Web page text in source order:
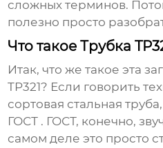
сложных терминов.
полезно просто
Что такое Трубка
Итак, что же такое эта
TP321? Если говорить
сортовая стальная
ГОСТ . ГОСТ, конечно,
самом деле это просто